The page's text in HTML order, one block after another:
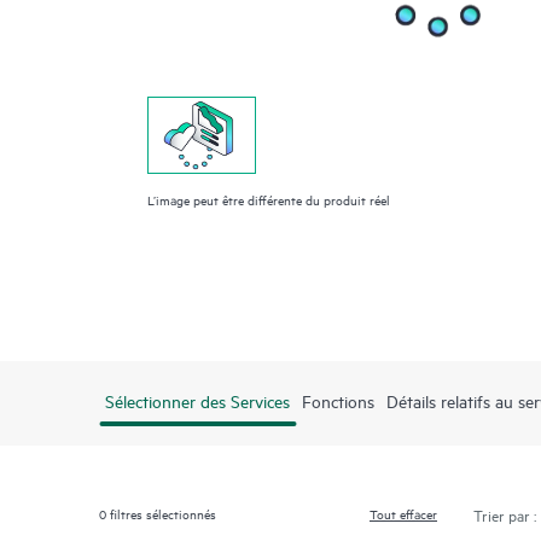
L’image peut être différente du produit réel
Sélectionner des Services Fonctions Détails relatifs au
0filtres sélectionnés Tout effacer Trier par :